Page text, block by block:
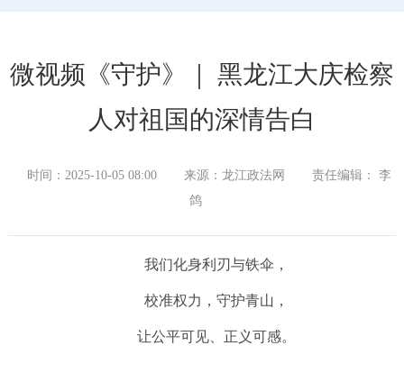
微视频《守护》｜ 黑龙江大庆检察
人对祖国的深情告白
时间：2025-10-05 08:00 来源：龙江政法网
责任编辑： 李
鸽
我们化身利刃与铁伞，
校准权力，守护青山，
让公平可见、正义可感。